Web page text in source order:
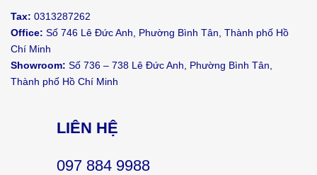
Tax: 0313287262
Office: Số 746 Lê Đức Anh, Phường Bình Tân, Thành phố Hồ
Chí Minh
Showroom: Số 736 – 738 Lê Đức Anh, Phường Bình Tân,
Thành phố Hồ Chí Minh
LIÊN HỆ
097 884 9988